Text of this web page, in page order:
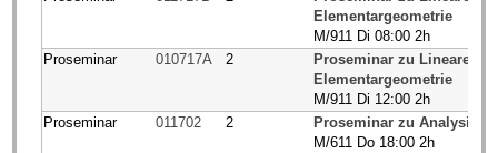
Elementargeometrie
M/911 Di 08:00 2h
Proseminar
010717A 2
Proseminar zu Lineare
Elementargeometrie
M/911 Di 12:00 2h
Proseminar
011702 2
Proseminar zu Analysis I/
M/611 Do 18:00 2h